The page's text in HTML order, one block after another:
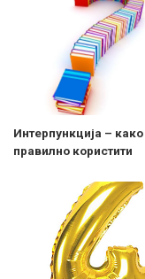
Интерпункција – како
правилно користити